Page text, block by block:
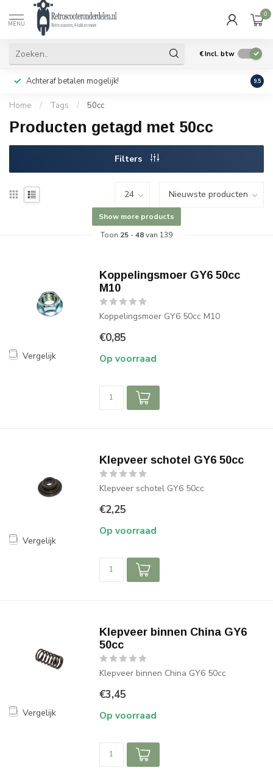
MENU
0
€Incl. btw
Achteraf betalen mogelijk! Geen
9.5
Home / Tags / 50cc
Producten getagd met 50cc
Filters
Show more products
Toon 25 -48van 139
Vergelijk
Koppelingsmoer GY6 50cc
M10
Koppelingsmoer GY6 50cc M10
€0,85
Op voorraad
Vergelijk
Klepveer schotel GY6 50cc
Klepveer schotel GY6 50cc
€2,25
Op voorraad
Vergelijk
Klepveer binnen China GY6
50cc
Klepveer binnen China GY6 50cc
€3,45
Op voorraad